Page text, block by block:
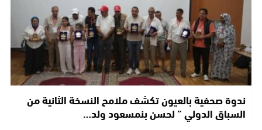
ندوة صحفية بالعيون تكشف ملامح النسخة الثانية من
السباق الدولي ” لحسن بنمسعود ولد…